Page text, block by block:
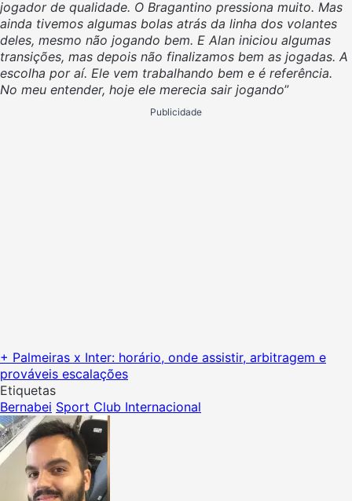
jogador de qualidade. O Bragantino pressiona muito. Mas
ainda tivemos algumas bolas atrás da linha dos volantes
deles, mesmo não jogando bem. E Alan iniciou algumas
transições, mas depois não finalizamos bem as jogadas. A
escolha por aí. Ele vem trabalhando bem e é referência.
No meu entender, hoje ele merecia sair jogando”
Publicidade
+ Palmeiras x Inter: horário, onde assistir, arbitragem e
prováveis escalações
Etiquetas
Bernabei Sport Club Internacional